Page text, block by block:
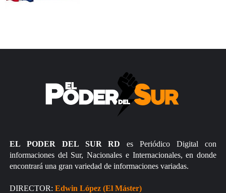
EL PODER DEL SUR RD es Periódico Digital con
informaciones del Sur, Nacionales e Internacionales, en donde
encontrará una gran variedad de informaciones variadas.
DIRECTOR: Edwin López (El Máster)